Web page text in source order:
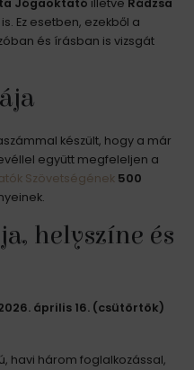
Jógaoktató illetve Rádzsa
Ez esetben, ezekből a
és írásban is vizsgát
készült, hogy a már
együtt megfeleljen a
Szövetségének 500
helyszíne és
április 16. (csütörtök)
havi három foglalkozással,